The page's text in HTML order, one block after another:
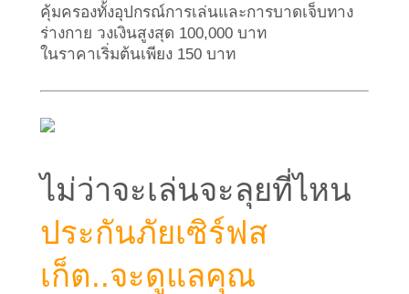
คุ้มครองทั้งอุปกรณ์การเล่นและการบาดเจ็บทาง
ร่างกาย วงเงินสูงสุด 100,000 บาท
ในราคาเริ่มต้นเพียง 150 บาท
ไม่ว่าจะเล่นจะลุยที่ไหน
ประกันภัยเซิร์ฟส
เก็ต..จะดูแลคุณ